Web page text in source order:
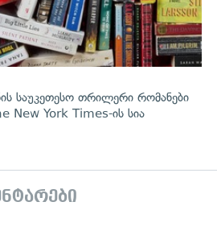
საუკეთესო თრილერი რომანები
New York Times-ის სია